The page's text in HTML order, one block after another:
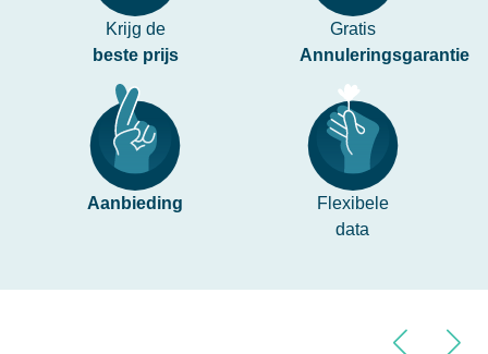
Krijg de
beste prijs
Gratis
Annuleringsgarantie
Aanbieding
Flexibele
data